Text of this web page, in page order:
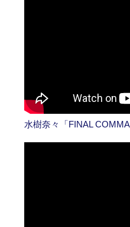
水樹奈々「FINAL